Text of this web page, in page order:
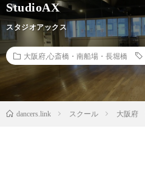
StudioAX
スタジオアックス
大阪府 心斎橋・南船場・長堀橋
dancers.link スクール 大阪府